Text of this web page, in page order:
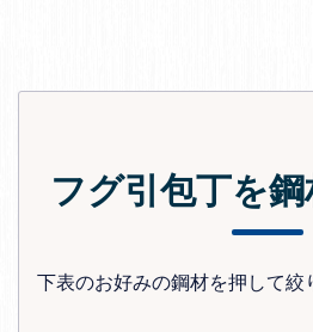
フグ引包丁を
下表のお好みの鋼材を押して絞